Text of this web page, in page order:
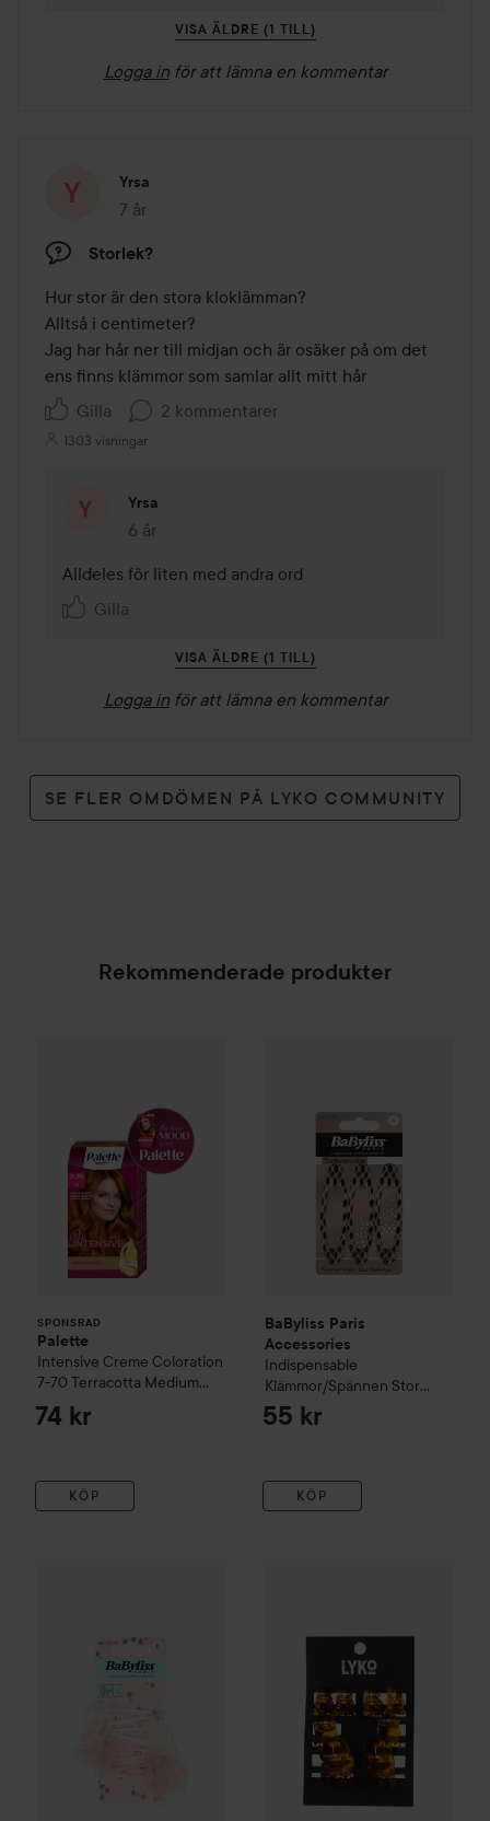
VISA ÄLDRE (1 TILL)
Logga in för att lämna en kommentar
Yrsa
7 år
Inlägget skapades 7 år
Storlek?
Hur stor är den stora kloklämman?
Alltså i centimeter?
Jag har hår ner till midjan och är osäker på om det
Gilla
2 kommentarer
1303 visningar
Yrsa
6 år
Kommentaren lades 6 år
Alldeles för liten med andra ord
Gilla
VISA ÄLDRE (1 TILL)
Logga in för att lämna en kommentar
SE FLER OMDÖMEN PÅ LYKO COMMUNITY
Rekommenderade produkter
SPONSRAD
Palette
Intensive Creme Coloration
7-70 Terracotta Medium
Blonde
74 kr
KÖP
BaByliss Paris
Accessories
Indispensable
Klämmor/Spännen Stor
klämma 3 st
55 kr
KÖP